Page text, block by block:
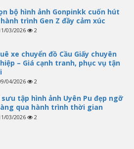
bộ hình ảnh Gonpinkk cuốn hút
trình Gen Z đầy cảm xúc
03/2026 2
xe chuyển đồ Cầu Giấy chuyên
– Giá cạnh tranh, phục vụ tận
04/2026 2
sưu tập hình ảnh Uyên Pu đẹp ngỡ
qua hành trình thời gian
03/2026 2